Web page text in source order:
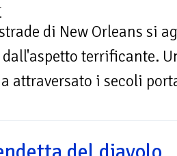
di New Orleans si
terrificante.
attraversato i secoli